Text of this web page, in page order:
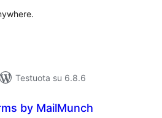
Testuota su 6.8.6
by MailMunch